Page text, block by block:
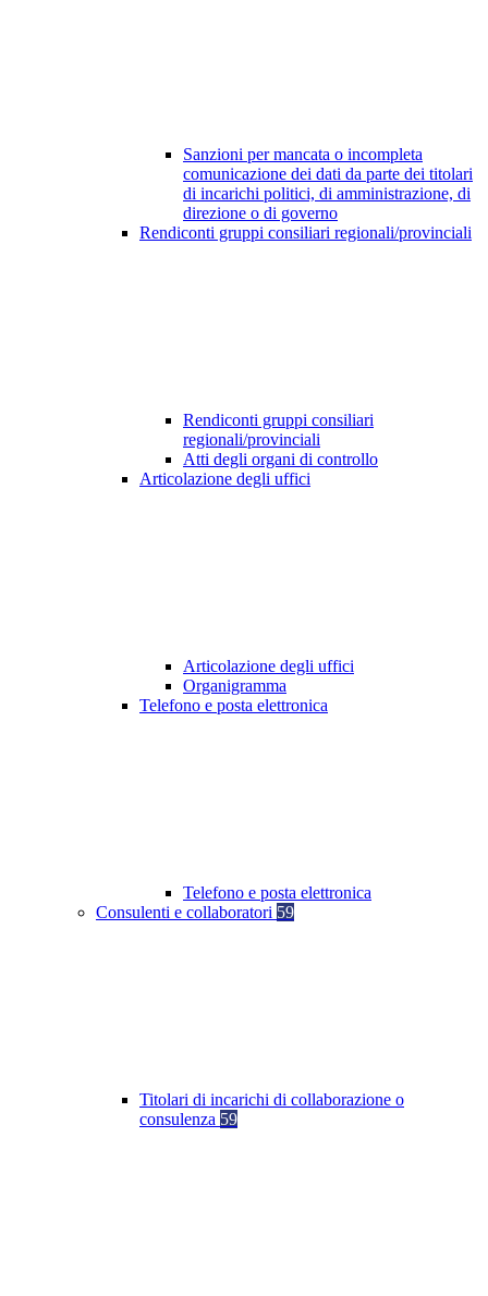
Sanzioni per mancata o incompleta
comunicazione dei dati da parte dei titolari
di incarichi politici, di amministrazione, di
direzione o di governo
Rendiconti gruppi consiliari regionali/provinciali
Rendiconti gruppi consiliari
regionali/provinciali
Atti degli organi di controllo
Articolazione degli uffici
Articolazione degli uffici
Organigramma
Telefono e posta elettronica
Telefono e posta elettronica
Consulenti e collaboratori 59
Titolari di incarichi di collaborazione o
consulenza 59